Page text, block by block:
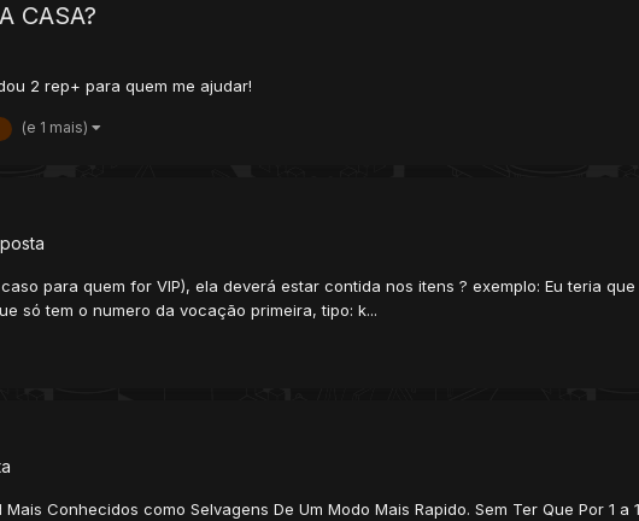
CASA?
2 rep+ para quem me ajudar!
(e 1 mais)
para quem for VIP), ela deverá estar contida nos itens ? exemplo: Eu teria
só tem o numero da vocação primeira, tipo: k...
Conhecidos como Selvagens De Um Modo Mais Rapido. Sem Ter Que Por 1 a